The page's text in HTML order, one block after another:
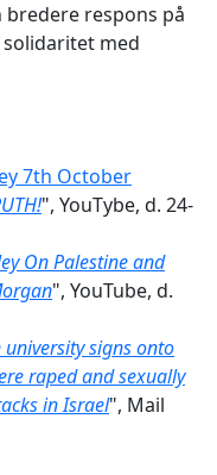
bredere respons på
med
7th October
", YouTybe, d. 24-
On Palestine and
", YouTube, d.
signs onto
raped and sexually
in Israel", Mail